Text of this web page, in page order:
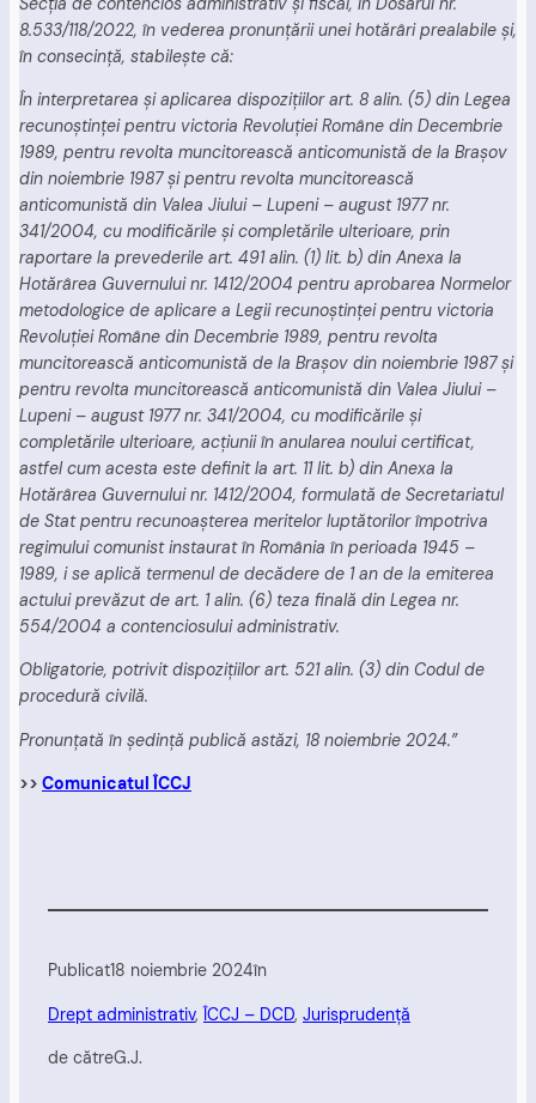
8.533/118/2022, în vederea pronunţării unei hotărâri prealabile şi,
în consecinţă, stabileşte că:
În interpretarea şi aplicarea dispoziţiilor art. 8 alin. (5) din Legea
recunoştinţei pentru victoria Revoluţiei Române din Decembrie
1989, pentru revolta muncitorească anticomunistă de la Braşov
din noiembrie 1987 şi pentru revolta muncitorească
anticomunistă din Valea Jiului – Lupeni – august 1977 nr.
341/2004, cu modificările şi completările ulterioare, prin
raportare la prevederile art. 491 alin. (1) lit. b) din Anexa la
Hotărârea Guvernului nr. 1412/2004 pentru aprobarea Normelor
metodologice de aplicare a Legii recunoştinţei pentru victoria
Revoluţiei Române din Decembrie 1989, pentru revolta
muncitorească anticomunistă de la Braşov din noiembrie 1987 şi
pentru revolta muncitorească anticomunistă din Valea Jiului –
Lupeni – august 1977 nr. 341/2004, cu modificările şi
completările ulterioare, acţiunii în anularea noului certificat,
astfel cum acesta este definit la art. 11 lit. b) din Anexa la
Hotărârea Guvernului nr. 1412/2004, formulată de Secretariatul
de Stat pentru recunoaşterea meritelor luptătorilor împotriva
regimului comunist instaurat în România în perioada 1945 –
1989, i se aplică termenul de decădere de 1 an de la emiterea
actului prevăzut de art. 1 alin. (6) teza finală din Legea nr.
554/2004 a contenciosului administrativ.
Obligatorie, potrivit dispoziţiilor art. 521 alin. (3) din Codul de
procedură civilă.
Pronunţată în şedinţă publică astăzi, 18 noiembrie 2024.”
>> Comunicatul ÎCCJ
Publicat18 noiembrie 2024în
Drept administrativ, ÎCCJ – DCD, Jurisprudență
de cătreG.J.